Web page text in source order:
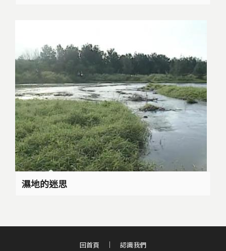
濕地的迷思
回首頁 認識我們